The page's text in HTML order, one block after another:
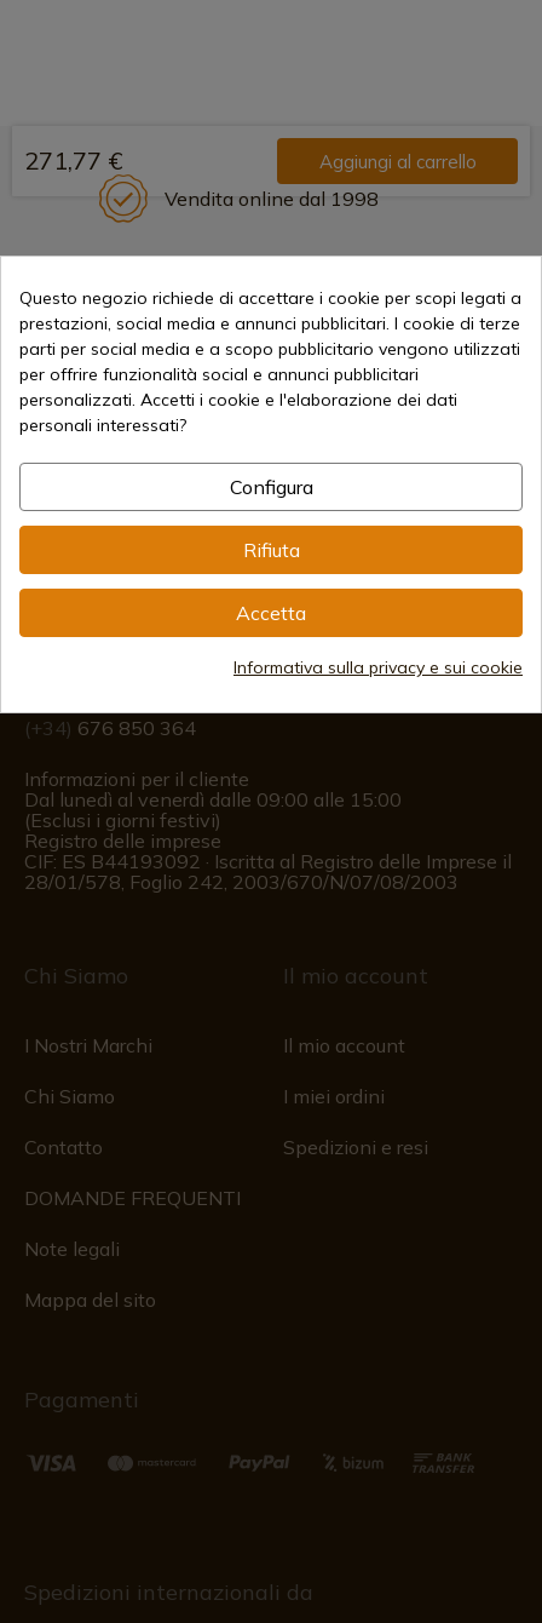
271,77 € Aggiungi al carrello
Vendita online dal 1998
Metodi di pagamento sicuri
Spedizioni Internazionali
info@aceros-de-hispania.com
(+34) 676 850 364
Informazioni per il cliente
Dal lunedì al venerdì dalle 09:00 alle 15:00
(Esclusi i giorni festivi)
Registro delle imprese
CIF: ES B44193092 · Iscritta al Registro delle Imprese il
28/01/578, Foglio 242, 2003/670/N/07/08/2003
Chi Siamo
I Nostri Marchi
Chi Siamo
Contatto
DOMANDE FREQUENTI
Note legali
Mappa del sito
Il mio account
Il mio account
I miei ordini
Spedizioni e resi
Pagamenti
Spedizioni internazionali da
Questo negozio richiede di accettare i cookie per scopi legati a
prestazioni, social media e annunci pubblicitari. I cookie di terze
parti per social media e a scopo pubblicitario vengono utilizzati
per offrire funzionalità social e annunci pubblicitari
personalizzati. Accetti i cookie e l'elaborazione dei dati
personali interessati?
Configura
Rifiuta
Accetta
Informativa sulla privacy e sui cookie